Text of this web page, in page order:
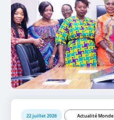
22 juillet 2026 Actualité Monde